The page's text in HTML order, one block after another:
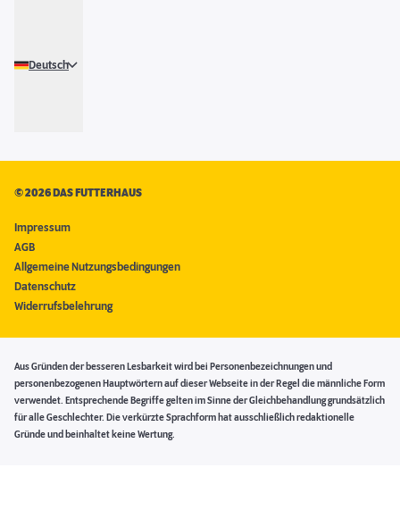
Deutsch
©2026 DAS FUTTERHAUS
Impressum
AGB
Allgemeine Nutzungsbedingungen
Datenschutz
Widerrufsbelehrung
Aus Gründen der besseren Lesbarkeit wird bei Personenbezeichnungen und
personenbezogenen Hauptwörtern auf dieser Webseite in der Regel die männliche Form
verwendet. Entsprechende Begriffe gelten im Sinne der Gleichbehandlung grundsätzlich
für alle Geschlechter. Die verkürzte Sprachform hat ausschließlich redaktionelle
Gründe und beinhaltet keine Wertung.